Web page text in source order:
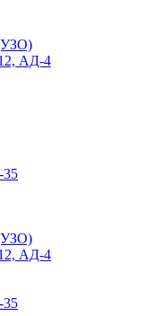
АД-4
35
АД-4
35